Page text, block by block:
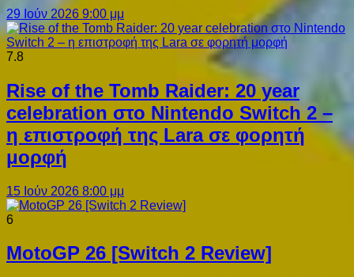
29 Ιούν 2026 9:00 μμ
7.8
Rise of the Tomb Raider: 20 year
celebration στο Nintendo Switch 2 –
η επιστροφή της Lara σε φορητή
μορφή
15 Ιούν 2026 8:00 μμ
6
MotoGP 26 [Switch 2 Review]